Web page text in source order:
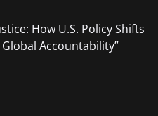
How U.S. Policy Shifts
Accountability”